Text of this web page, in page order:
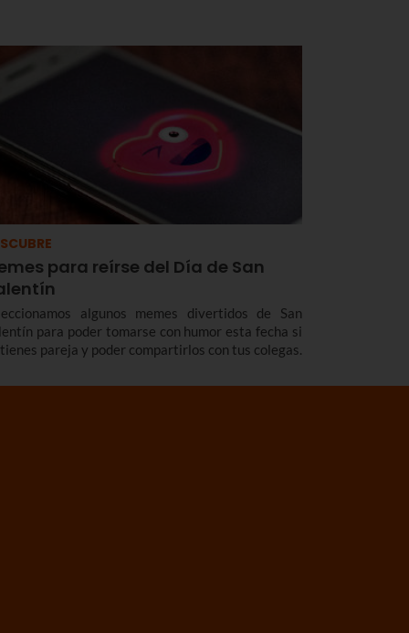
para reírse del Día de San
algunos memes divertidos de San
para poder tomarse con humor esta fecha si
pareja y poder compartirlos con tus colegas.